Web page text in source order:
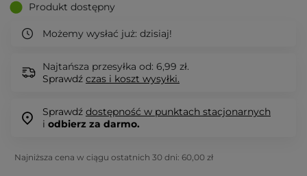
Produkt dostępny
Możemy wysłać już: dzisiaj!
Najtańsza przesyłka od: 6,99 zł.
Sprawdź czas i koszt wysyłki.
Sprawdź dostępność w punktach stacjonarnych
i odbierz za darmo.
Najniższa cena w ciągu ostatnich 30 dni: 60,00 zł